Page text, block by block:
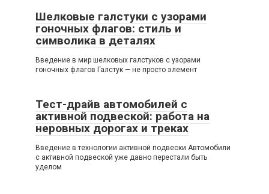
Шелковые галстуки с узорами
гоночных флагов: стиль и
символика в деталях
Введение в мир шелковых галстуков с узорами
гоночных флагов Галстук — не просто элемент
Тест-драйв автомобилей с
активной подвеской: работа на
неровных дорогах и треках
Введение в технологии активной подвески Автомобили
с активной подвеской уже давно перестали быть
уделом